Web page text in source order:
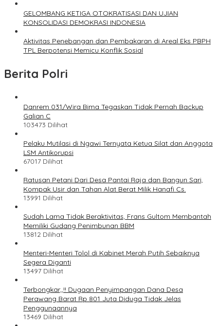
GELOMBANG KETIGA OTOKRATISASI DAN UJIAN
KONSOLIDASI DEMOKRASI INDONESIA
Aktivitas Penebangan dan Pembakaran di Areal Eks PBPH
TPL Berpotensi Memicu Konflik Sosial
Berita Polri
Danrem 031/Wira Bima Tegaskan Tidak Pernah Backup
Galian C
103473 Dilihat
Pelaku Mutilasi di Ngawi Ternyata Ketua Silat dan Anggota
LSM Antikorupsi
67017 Dilihat
Ratusan Petani Dari Desa Pantai Raja dan Bangun Sari,
Kompak Usir dan Tahan Alat Berat Milik Hanafi Cs.
13991 Dilihat
Sudah Lama Tidak Beraktivitas, Frans Gultom Membantah
Memiliki Gudang Penimbunan BBM
13812 Dilihat
Menteri-Menteri Tolol di Kabinet Merah Putih Sebaiknya
Segera Diganti
13497 Dilihat
Terbongkar,,!! Dugaan Penyimpangan Dana Desa
Perawang Barat Rp 801 Juta Diduga Tidak Jelas
Penggunaannya
13469 Dilihat